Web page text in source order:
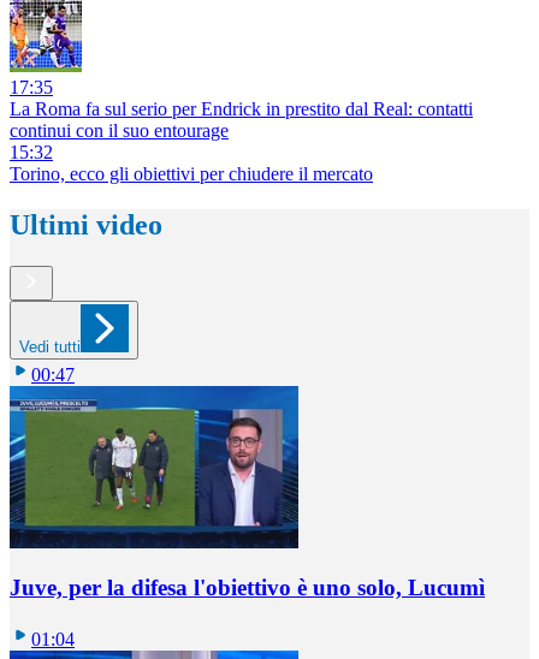
17:35
La Roma fa sul serio per Endrick in prestito dal Real: contatti
continui con il suo entourage
15:32
Torino, ecco gli obiettivi per chiudere il mercato
Ultimi video
Vedi tutti
00:47
Juve, per la difesa l'obiettivo è uno solo, Lucumì
01:04